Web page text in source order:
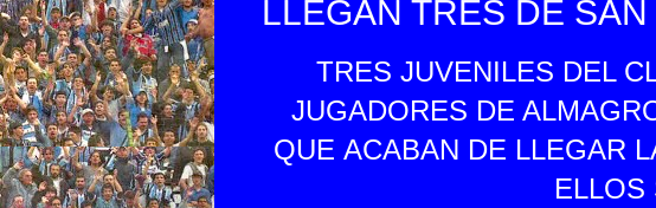
LLEGAN TRES DE
TRES JUVENILES DEL
JUGADORES DE
QUE ACABAN DE LLEGAR
ELLOS